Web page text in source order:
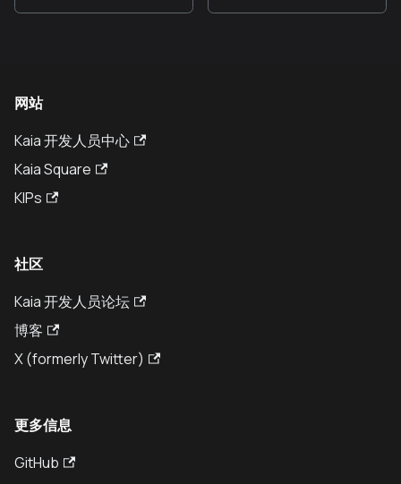
网站
Kaia 开发人员中心
Kaia Square
KIPs
社区
Kaia 开发人员论坛
博客
X (formerly Twitter)
更多信息
GitHub